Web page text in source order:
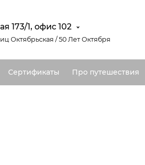
173/1, офис 102
Октябрьская / 50 Лет Октября
Сертификаты Про путешествия